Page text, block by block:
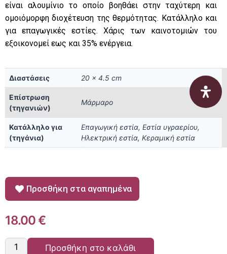
είναι αλουμίνιο το οποίο βοηθάει στην ταχύτερη και
ομοιόμορφη διοχέτευση της θερμότητας. Κατάλληλο και
για επαγωγικές εστίες. Χάρις των καινοτομιών του
εξοικονομεί εως και 35% ενέργεια.
Διαστάσεις 20 × 4.5 cm
Επίστρωση
(τηγανιών)
Μάρμαρο
Κατάλληλο για
(τηγάνια)
Επαγωγική εστία, Εστία υγραερίου,
Ηλεκτρική εστία, Κεραμική εστία
Προσθήκη στα αγαπημένα
18.00€
Προσθήκη στο καλάθι